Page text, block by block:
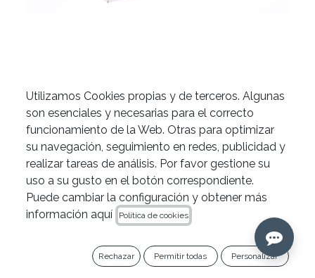
Agujas para irrigación
Irriflex® de Zarc
OFERTA 2+1
Añade 3 unidades a tu carrito y llévate 1 gratis (la
Utilizamos Cookies propias y de terceros. Algunas
son esenciales y necesarias para el correcto
funcionamiento de la Web. Otras para optimizar
su navegación, seguimiento en redes, publicidad y
realizar tareas de análisis. Por favor gestione su
uso a su gusto en el botón correspondiente.
Puede cambiar la configuración y obtener más
información aquí
Política de cookies
Rechazar Permitir todas Personalizar